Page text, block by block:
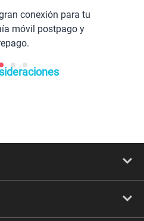
conexión para tu
móvil postpago y